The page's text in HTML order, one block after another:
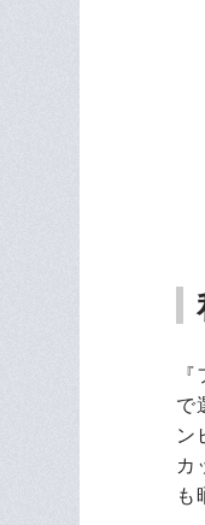
で
ン
カ
も